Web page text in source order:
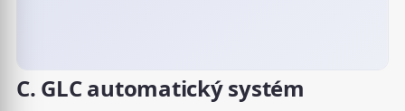
C. GLC automatický systém